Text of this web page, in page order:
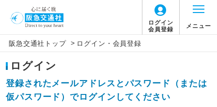
ログイン
会員登録
メニュー
阪急交通社トップ > ログイン・会員登録
ログイン
登録されたメールアドレスとパスワード（または
仮パスワード）でログインしてください